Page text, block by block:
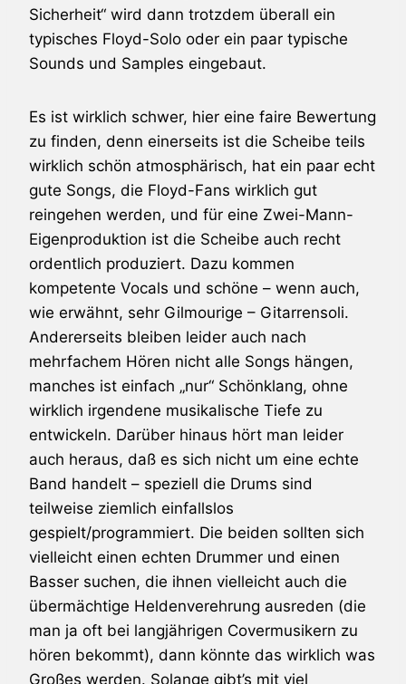
Sicherheit“ wird dann trotzdem überall ein
typisches Floyd-Solo oder ein paar typische
Sounds und Samples eingebaut.
Es ist wirklich schwer, hier eine faire Bewertung
zu finden, denn einerseits ist die Scheibe teils
wirklich schön atmosphärisch, hat ein paar echt
gute Songs, die Floyd-Fans wirklich gut
reingehen werden, und für eine Zwei-Mann-
Eigenproduktion ist die Scheibe auch recht
ordentlich produziert. Dazu kommen
kompetente Vocals und schöne – wenn auch,
wie erwähnt, sehr Gilmourige – Gitarrensoli.
Andererseits bleiben leider auch nach
mehrfachem Hören nicht alle Songs hängen,
manches ist einfach „nur“ Schönklang, ohne
wirklich irgendene musikalische Tiefe zu
entwickeln. Darüber hinaus hört man leider
auch heraus, daß es sich nicht um eine echte
Band handelt – speziell die Drums sind
teilweise ziemlich einfallslos
gespielt/programmiert. Die beiden sollten sich
vielleicht einen echten Drummer und einen
Basser suchen, die ihnen vielleicht auch die
übermächtige Heldenverehrung ausreden (die
man ja oft bei langjährigen Covermusikern zu
hören bekommt), dann könnte das wirklich was
Großes werden. Solange gibt’s mit viel